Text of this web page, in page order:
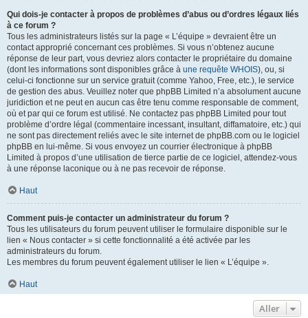
Qui dois-je contacter à propos de problèmes d’abus ou d’ordres légaux liés
à ce forum ?
Tous les administrateurs listés sur la page « L’équipe » devraient être un
contact approprié concernant ces problèmes. Si vous n’obtenez aucune
réponse de leur part, vous devriez alors contacter le propriétaire du domaine
(dont les informations sont disponibles grâce à une requête WHOIS), ou, si
celui-ci fonctionne sur un service gratuit (comme Yahoo, Free, etc.), le service
de gestion des abus. Veuillez noter que phpBB Limited n’a absolument aucune
juridiction et ne peut en aucun cas être tenu comme responsable de comment,
où et par qui ce forum est utilisé. Ne contactez pas phpBB Limited pour tout
problème d’ordre légal (commentaire incessant, insultant, diffamatoire, etc.) qui
ne sont pas directement reliés avec le site internet de phpBB.com ou le logiciel
phpBB en lui-même. Si vous envoyez un courrier électronique à phpBB
Limited à propos d’une utilisation de tierce partie de ce logiciel, attendez-vous
à une réponse laconique ou à ne pas recevoir de réponse.
Haut
Comment puis-je contacter un administrateur du forum ?
Tous les utilisateurs du forum peuvent utiliser le formulaire disponible sur le
lien « Nous contacter » si cette fonctionnalité a été activée par les
administrateurs du forum.
Les membres du forum peuvent également utiliser le lien « L’équipe ».
Haut
Aller